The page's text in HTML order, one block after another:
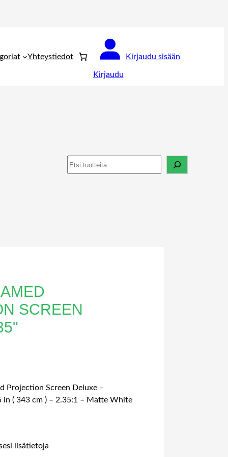
Yhteystiedot
Kirjaudu
Kirjaudu sisään
Haku
SCREEN
Projection Screen Deluxe –
in ( 343 cm ) – 2.35:1 – Matte White
lisätietoja